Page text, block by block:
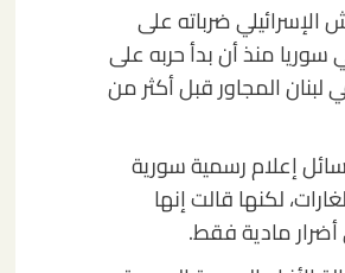
ضرباته على
منذ أن بدأ حربه على
لبنان المجاور قبل أكثر من
إعلام رسمية سورية
لكنها قالت إنها
مادية فقط.